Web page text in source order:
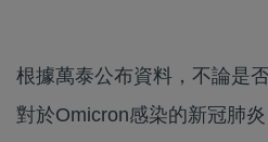
根據萬泰公布資料，不論是
對於Omicron感染的新冠肺